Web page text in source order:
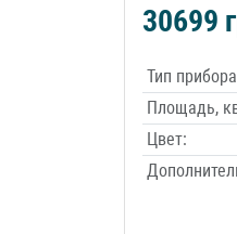
30699
Тип
Площадь,
Цвет: